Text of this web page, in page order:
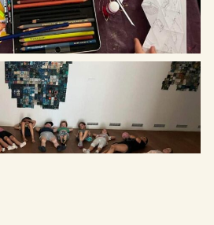
Etyeki Műhely © Minden jog fenntartva – 2026